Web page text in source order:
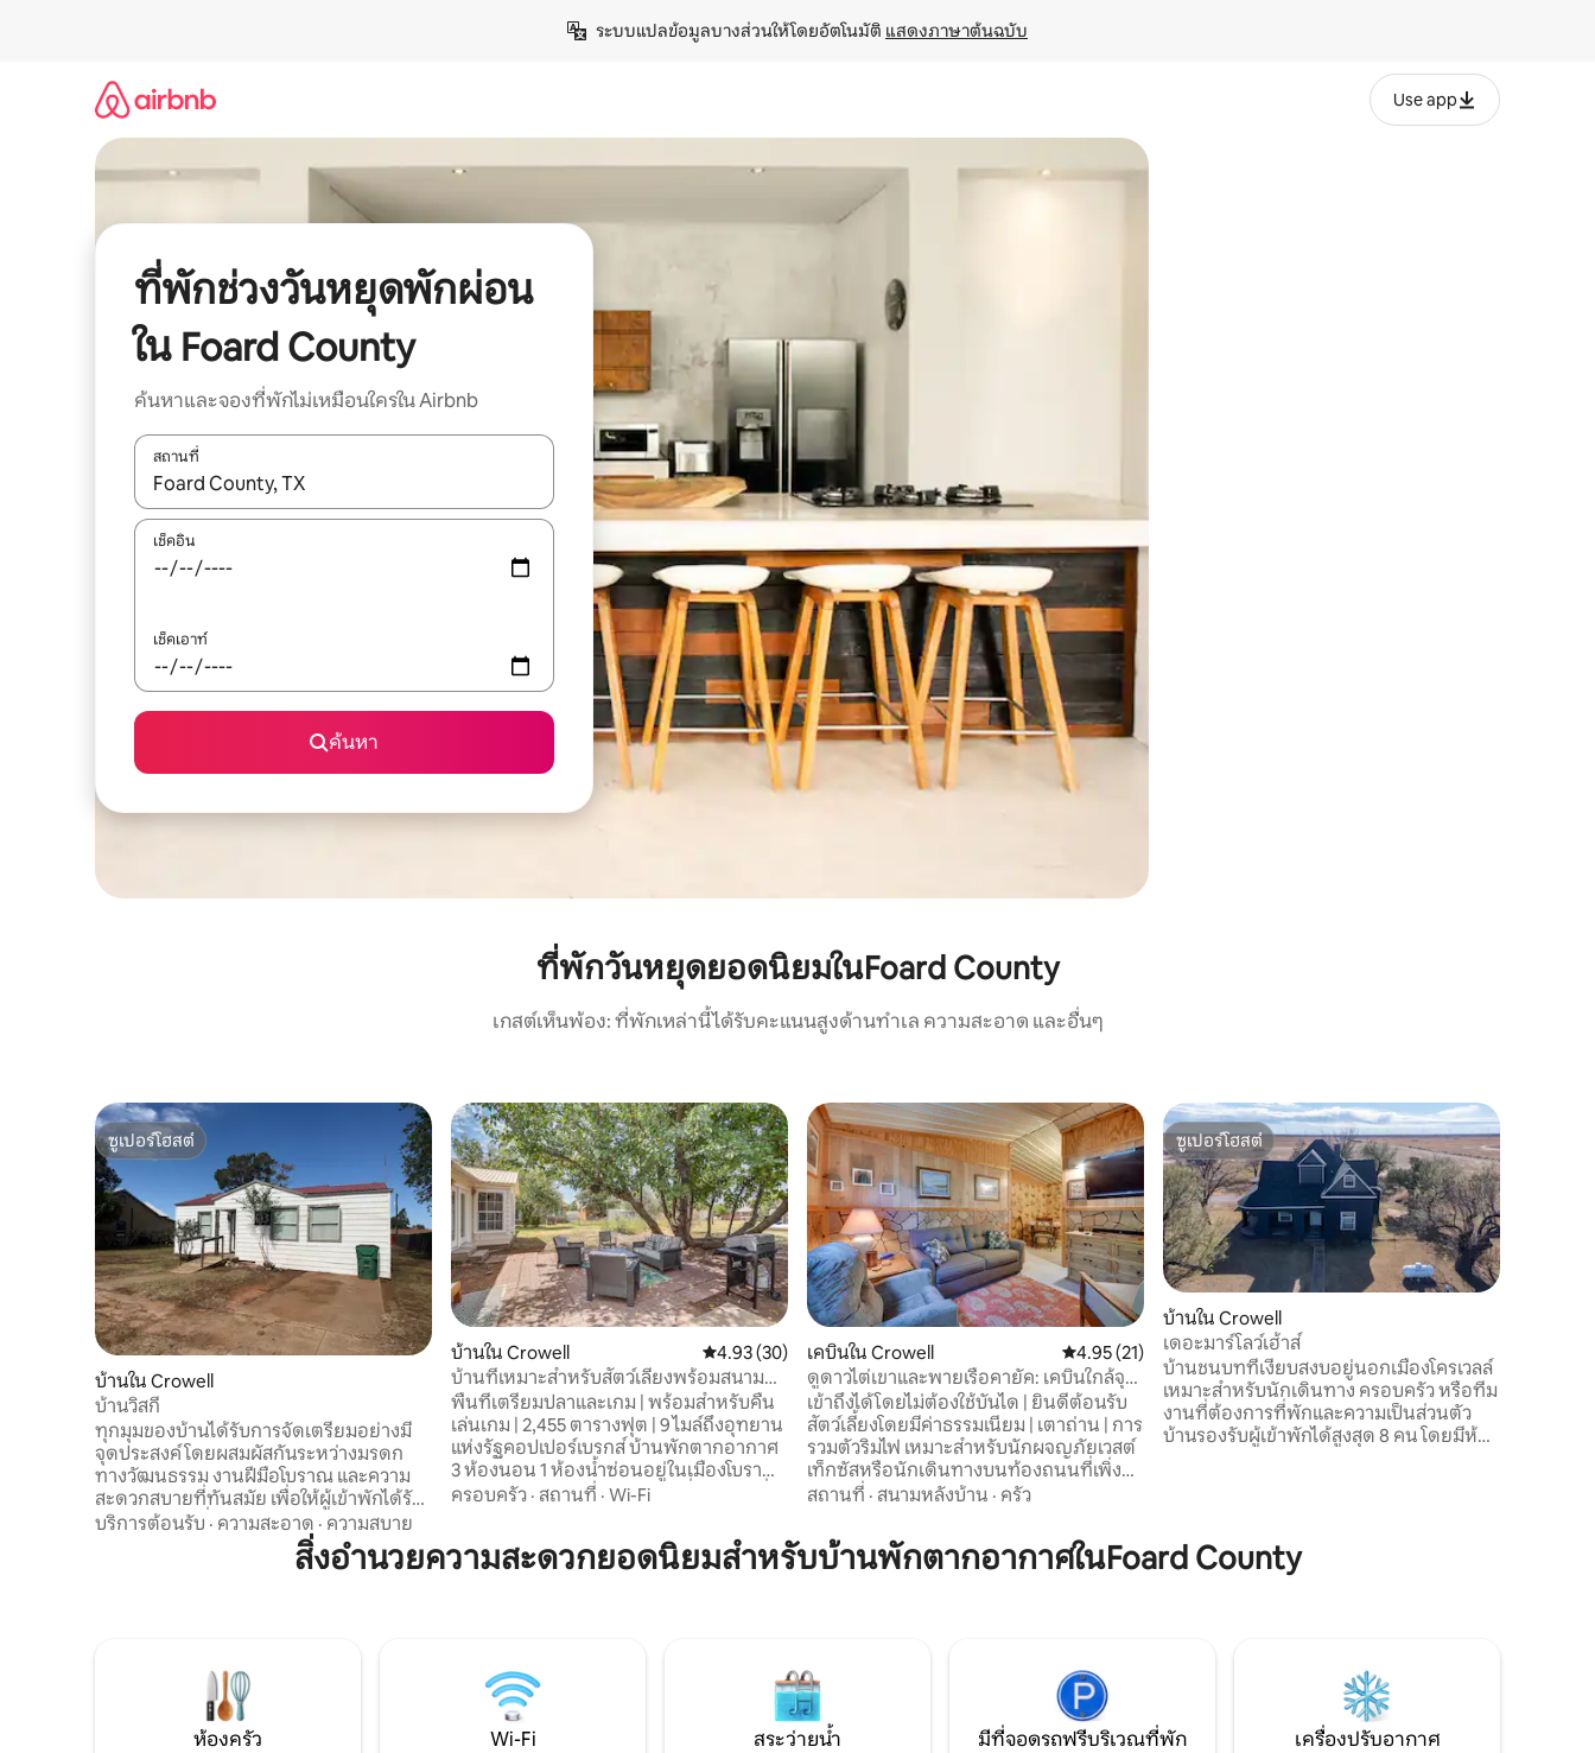
ระบบแปลข้อมูลบางส่วนให้โดยอัตโนมัติ แสดงภาษาต้นฉบับ
Use app
ที่พักช่วงวันหยุดพักผ่อน
ใน Foard County
ค้นหาและจองที่พักไม่เหมือนใครใน Airbnb
สถานที่
ใช้ลูกศรขึ้นลง หรือใช้การสัมผัสหรือปัด เพื่อสำรวจผลการค้นหา
เช็คอิน
เช็คเอาท์
ค้นหา
ที่พักวันหยุดยอดนิยมในFoard County
เกสต์เห็นพ้อง: ที่พักเหล่านี้ได้รับคะแนนสูงด้านทำเล ความสะอาด และอื่นๆ
ซูเปอร์โฮสต์
ซูเปอร์โฮสต์
บ้านใน Crowell
บ้านวิสกี้
ทุกมุมของบ้านได้รับการจัดเตรียมอย่างมี
จุดประสงค์ โดยผสมผัสกันระหว่างมรดก
ทางวัฒนธรรม งานฝีมือโบราณ และความ
สะดวกสบายที่ทันสมัย เพื่อให้ผู้เข้าพักได้รับ
ประสบการณ์ที่น่าจดจำ ห้องนอนได้รับการ
ออกแบบให้เรียบง่าย อบอุ่น และผ่อนคลาย
โดยเจตนา โดยใช้โทนสีที่เป็นกลางนุ่มนวล
เปิดโล่งที่ออกแบบมาสำหรับการพบปะ
สังสรรค์หลังจากออกไปล่าสัตว์ เดินป่า หรือ
อยู่กับครอบครัวมาทั้งวัน
บริการต้อนรับ · ความสะอาด · ความสบาย
บ้านใน Crowell คะแนนเฉลี่ย 4.93 จาก 5, 30 รีวิว
4.93 (30)
บ้านที่เหมาะสำหรับสัตว์เลี้ยงพร้อมสนาม
และเตาย่างในคราวเวลล์
พื้นที่เตรียมปลาและเกม | พร้อมสำหรับคืน
เล่นเกม | 2,455 ตารางฟุต | 9 ไมล์ถึงอุทยาน
แห่งรัฐคอปเปอร์เบรกส์ บ้านพักตากอากาศ
3 ห้องนอน 1 ห้องน้ำซ่อนอยู่ในเมืองโบราณ
ของโครเวลล์ เท็กซัส เป็นสถานที่พักผ่อนที่
นักล่า ดื่มด่ำกับความสนุกกลางแจ้งยามเย็น
ที่มีบาร์บีคิวยามพระอาทิตย์ตกดินบนลาน
ระหว่างการพักผ่อนและการผจญภัย!
ครอบครัว · สถานที่ · Wi-Fi
เคบินใน Crowell คะแนนเฉลี่ย 4.95 จาก 5, 21 รีวิว
4.95 (21)
ดูดาวไต่เขาและพายเรือคายัค: เคบินใกล้จุด
พักทองแดง!
เข้าถึงได้โดยไม่ต้องใช้บันได | ยินดีต้อนรับ
สัตว์เลี้ยงโดยมีค่าธรรมเนียม | เตาถ่าน | การ
รวมตัวริมไฟ เหมาะสำหรับนักผจญภัยเวสต์
เท็กซัสหรือนักเดินทางบนท้องถนนที่เพิ่ง
ผ่านไปมาบ้านพักตากอากาศ Crowell ขนาด
ทั้งหมดที่คุณต้องการ! พายเรือคายัคไป
อุทยานแห่งรัฐคอปเปอร์เบรกส์ ทัวร์พิพิธ
เก้าอี้เอนกายกลางแจ้ง
สถานที่ · สนามหลังบ้าน · ครัว
ซูเปอร์โฮสต์
ซูเปอร์โฮสต์
บ้านใน Crowell
เดอะมาร์โลว์เฮ้าส์
บ้านชนบทที่เงียบสงบอยู่นอกเมืองโครเวลล์
เหมาะสำหรับนักเดินทาง ครอบครัว หรือทีม
งานที่ต้องการที่พักและความเป็นส่วนตัว
บ้านรองรับผู้เข้าพักได้สูงสุด 8 คน โดยมีห้อง
วัน ตั้งอยู่ห่างจากตัวเมืองเพียงไม่กี่นาที ใน
ขณะเดียวกันก็ให้ความรู้สึกสงบและเปิด
สิ่งอำนวยความสะดวกยอดนิยมสำหรับบ้านพักตากอากาศในFoard County
ห้องครัว Wi-Fi สระว่ายน้ำ มีที่จอดรถฟรีบริเวณที่พัก เครื่องปรับอากาศ